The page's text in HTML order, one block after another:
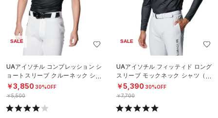
SALE
UAアイソチル コンプレッション シ
ョートスリーブ クルーネック シャ
ツ（ベースボール/MEN）
￥3,850 30%OFF
￥5,500
SALE
UAアイソチル フィッティド ロング
スリーブ モックネック シャツ（ゴ
ルフ/MEN）
￥5,390 30%OFF
￥7,700